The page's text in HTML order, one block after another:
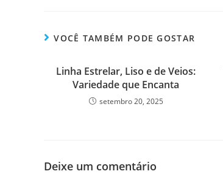
VOCÊ TAMBÉM PODE GOSTAR
Linha Estrelar, Liso e de Veios:
Variedade que Encanta
setembro 20, 2025
Deixe um comentário